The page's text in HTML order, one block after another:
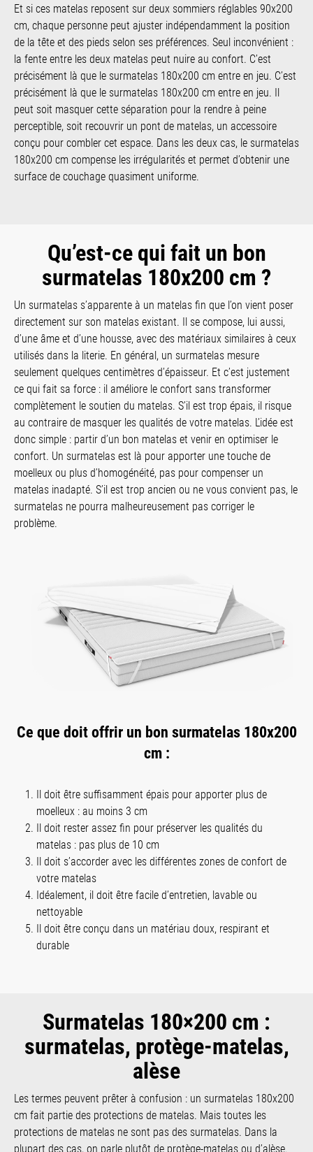
Et si ces matelas reposent sur deux sommiers réglables 90x200
cm, chaque personne peut ajuster indépendamment la position
de la tête et des pieds selon ses préférences. Seul inconvénient :
la fente entre les deux matelas peut nuire au confort. C’est
précisément là que le surmatelas 180x200 cm entre en jeu. C’est
précisément là que le surmatelas 180x200 cm entre en jeu. Il
peut soit masquer cette séparation pour la rendre à peine
perceptible, soit recouvrir un pont de matelas, un accessoire
conçu pour combler cet espace. Dans les deux cas, le surmatelas
180x200 cm compense les irrégularités et permet d’obtenir une
surface de couchage quasiment uniforme.
Qu’est-ce qui fait un bon
surmatelas 180x200 cm ?
Un surmatelas s’apparente à un matelas fin que l’on vient poser
directement sur son matelas existant. Il se compose, lui aussi,
d’une âme et d’une housse, avec des matériaux similaires à ceux
utilisés dans la literie. En général, un surmatelas mesure
seulement quelques centimètres d’épaisseur. Et c’est justement
ce qui fait sa force : il améliore le confort sans transformer
complètement le soutien du matelas. S’il est trop épais, il risque
au contraire de masquer les qualités de votre matelas. L’idée est
donc simple : partir d’un bon matelas et venir en optimiser le
confort. Un surmatelas est là pour apporter une touche de
moelleux ou plus d’homogénéité, pas pour compenser un
matelas inadapté. S’il est trop ancien ou ne vous convient pas, le
surmatelas ne pourra malheureusement pas corriger le
problème.
Ce que doit offrir un bon surmatelas 180x200
cm :
Il doit être suffisamment épais pour apporter plus de
moelleux : au moins 3 cm
Il doit rester assez fin pour préserver les qualités du
matelas : pas plus de 10 cm
Il doit s’accorder avec les différentes zones de confort de
votre matelas
Idéalement, il doit être facile d’entretien, lavable ou
nettoyable
Il doit être conçu dans un matériau doux, respirant et
durable
Surmatelas 180×200 cm :
surmatelas, protège-matelas,
alèse
Les termes peuvent prêter à confusion : un surmatelas 180x200
cm fait partie des protections de matelas. Mais toutes les
protections de matelas ne sont pas des surmatelas. Dans la
plupart des cas, on parle plutôt de protège-matelas ou d’alèse.